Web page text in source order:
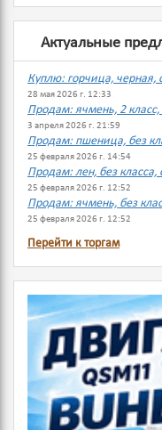
Актуальные
Куплю: горчица, черная,
28 мая 2026 г. 12:33
Продам: ячмень, 2 класс,
3 апреля 2026 г. 21:59
Продам: пшеница, без
25 февраля 2026 г. 14:54
Продам: лен, без класса,
25 февраля 2026 г. 12:52
Продам: ячмень, без
25 февраля 2026 г. 12:52
Перейти к торгам